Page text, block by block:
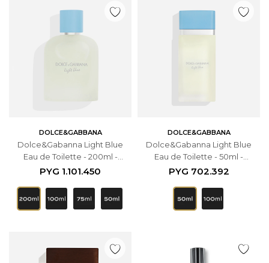
DOLCE&GABBANA
Dolce&Gabanna Light Blue
Eau de Toilette - 200ml -
Masculino
PYG 1.101.450
DOLCE&GABBANA
Dolce&Gabanna Light Blue
Eau de Toilette - 50ml -
Femenino
PYG 702.392